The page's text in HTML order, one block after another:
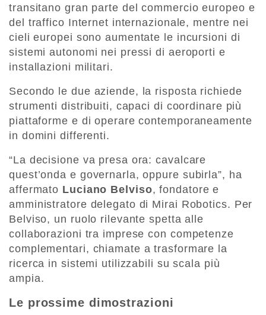
transitano gran parte del commercio europeo e
del traffico Internet internazionale, mentre nei
cieli europei sono aumentate le incursioni di
sistemi autonomi nei pressi di aeroporti e
installazioni militari.
Secondo le due aziende, la risposta richiede
strumenti distribuiti, capaci di coordinare più
piattaforme e di operare contemporaneamente
in domini differenti.
“La decisione va presa ora: cavalcare
quest’onda e governarla, oppure subirla”, ha
affermato Luciano Belviso, fondatore e
amministratore delegato di Mirai Robotics. Per
Belviso, un ruolo rilevante spetta alle
collaborazioni tra imprese con competenze
complementari, chiamate a trasformare la
ricerca in sistemi utilizzabili su scala più
ampia.
Le prossime dimostrazioni